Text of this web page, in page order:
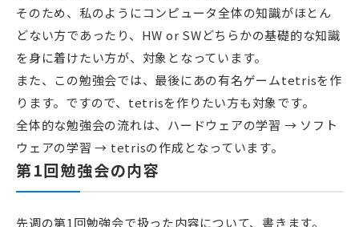
そのため、私のようにコンピュータ全体の知識がほとん
どない方であったり、HW or SWどちらかの基礎的な知識
を身に着けたい方が、対象となっています。
また、この勉強会では、最後にあの有名ゲームtetrisを作
ります。ですので、tetrisを作りたい方も対象です。
全体的な勉強会の流れは、ハードウェアの学習 → ソフト
ウェアの学習 → tetrisの作成となっています。
第1回勉強会の内容
先週の第1回勉強会で扱った内容について、書きます。